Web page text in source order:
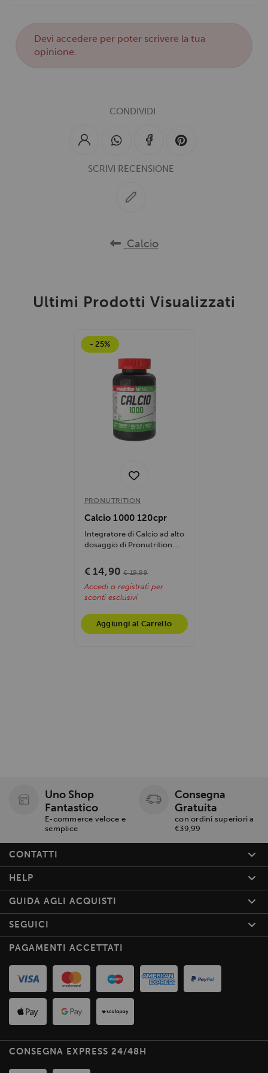
Deviaccedere per poter scrivere la tua
opinione.
CONDIVIDI
SCRIVI RECENSIONE
Calcio
Ultimi Prodotti Visualizzati
- 25%
PRONUTRITION
Calcio 1000 120cpr
Integratore di Calcio ad alto
dosaggio di Pronutrition.
€ 14,90 € 19,99
Accedi o registrati per
sconti esclusivi
Aggiungi al Carrello
Uno Shop
Fantastico
E-commerce veloce e
semplice
Consegna
Gratuita
con ordini superiori a
€39,99
CONTATTI
HELP
GUIDA AGLI ACQUISTI
SEGUICI
PAGAMENTI ACCETTATI
CONSEGNA EXPRESS 24/48H